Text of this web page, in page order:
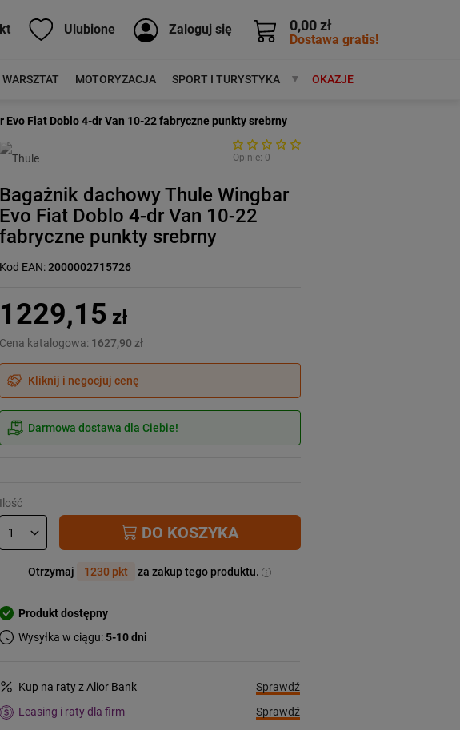
0,00 zł
Dostawa gratis!
Ulubione Zaloguj się
WARSZTAT MOTORYZACJA SPORT I TURYSTYKA MARKIOKAZJE
Evo Fiat Doblo 4-dr Van 10-22 fabryczne punkty srebrny
Opinie: 0
Bagażnik dachowy Thule Wingbar
Evo Fiat Doblo 4-dr Van 10-22
fabryczne punkty srebrny
Kod EAN:2000002715726
1229,15 zł
Cena katalogowa: 1627,90 zł
Kliknij i negocjuj cenę
Darmowa dostawa dla Ciebie!
Ilość
DO KOSZYKA
Otrzymaj 1230 pkt za zakup tego produktu.
Produkt dostępny
Wysyłka w ciągu:5-10 dni
Kup na raty z Alior Bank
Sprawdź
Leasing i raty dla firm
Sprawdź